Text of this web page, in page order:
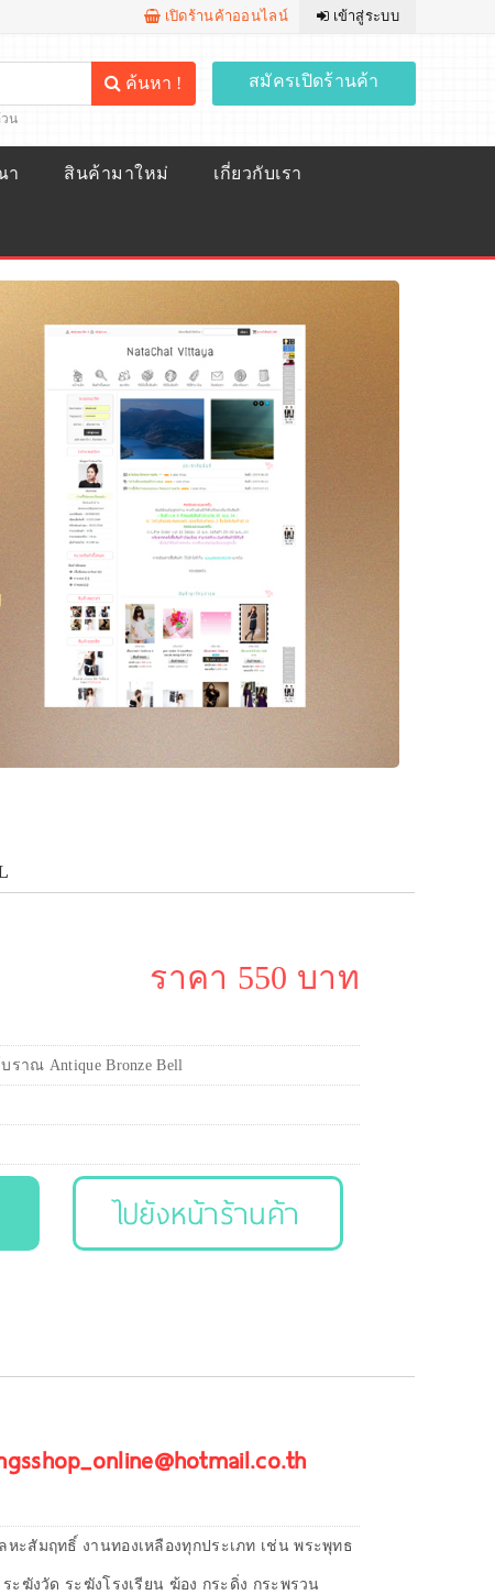
เปิดร้านค้าออนไลน์ เข้าสู่ระบบ
ค้นหา !
น
สมัครเปิดร้านค้า
า สินค้ามาใหม่ เกี่ยวกับเรา
ราคา 550 บาท
ราณ Antique Bronze Bell
ไปยังหน้าร้านค้า
ะสัมฤทธิ์ งานทองเหลืองทุกประเภท เช่น พระพุทธ
ฆังวัด ระฆังโรงเรียน ฆ้อง กระดิ่ง กระพรวน